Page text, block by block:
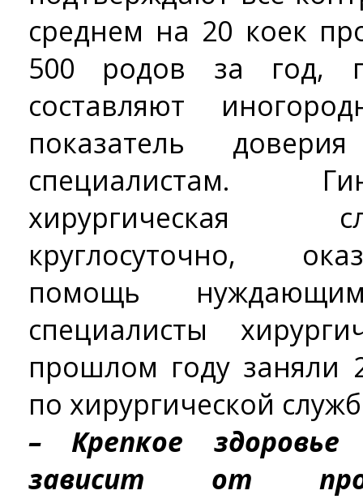
среднем на 20 коек
500 родов за год,
составляют
показатель
специалистам.
хирургическая
круглосуточно,
помощь
специалисты
прошлом году заняли
по хирургической
– Крепкое
зависит от